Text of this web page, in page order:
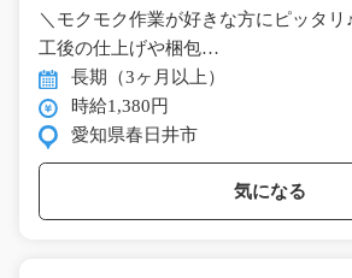
＼モクモク作業が好きな方にピッタリ
工後の仕上げや梱包…
長期（3ヶ月以上）
時給1,380円
愛知県春日井市
気になる